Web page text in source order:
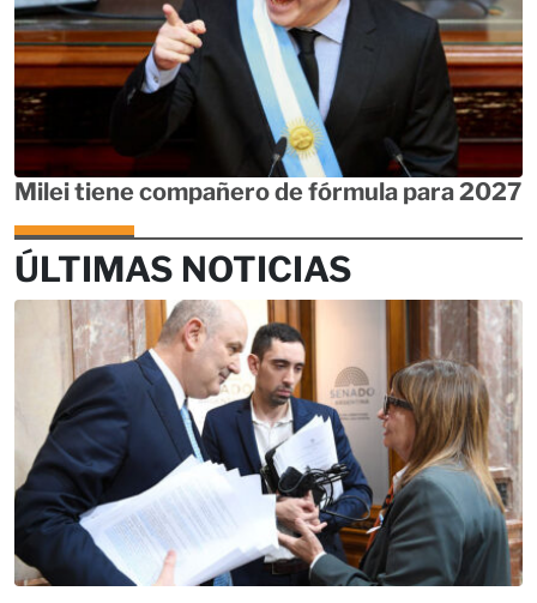
Milei tiene compañero de fórmula para 2027
ÚLTIMAS NOTICIAS